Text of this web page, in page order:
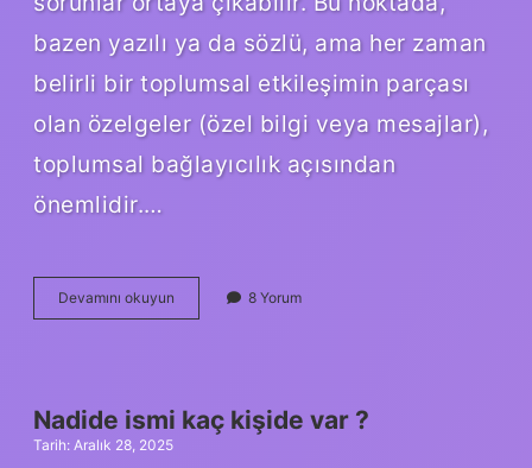
bazen yazılı ya da sözlü, ama her zaman
belirli bir toplumsal etkileşimin parçası
olan özelgeler (özel bilgi veya mesajlar),
toplumsal bağlayıcılık açısından
önemlidir.…
Devamını okuyun Özelgeler
bağlayıcı
8 Yorum
Nadide ismi kaç kişide var ?
Tarih: Aralık 28, 2025